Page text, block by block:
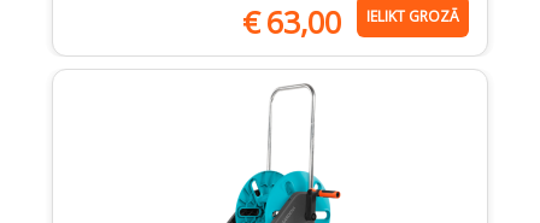
€63,00 IELIKT GROZĀ